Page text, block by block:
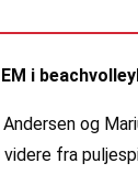
EM i
og
fra